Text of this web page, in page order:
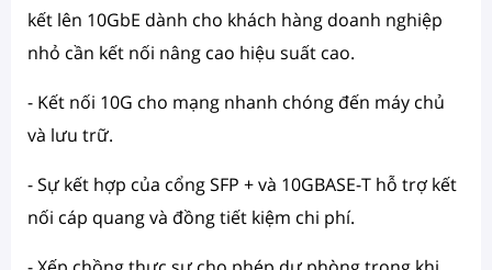
kết lên 10GbE dành cho khách hàng doanh nghiệp
nhỏ cần kết nối nâng cao hiệu suất cao.
- Kết nối 10G cho mạng nhanh chóng đến máy chủ
và lưu trữ.
- Sự kết hợp của cổng SFP + và 10GBASE-T hỗ trợ kết
nối cáp quang và đồng tiết kiệm chi phí.